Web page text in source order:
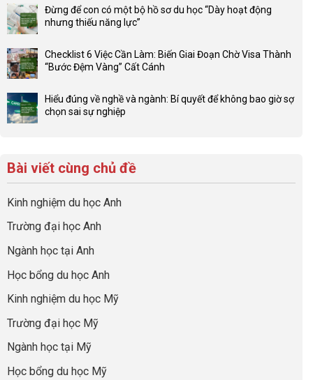
Lợi
thế
sức
mạnh
network
gia
đình
sự
nghiệp
bình
luận
Đầu
tư
sớm:
Chiến
hiệu
quả
của
cha
thông
Đừng để con có một bộ hồ sơ du học “Dày hoạt động
nhưng thiếu năng lực”
bình
luận
Đừng
để
hồ
sơ
du
học
“Dày
hoạt
động
nhưng
thiếu
năng
lực”
Checklist 6 Việc Cần Làm: Biến Giai Đoạn Chờ Visa Thành
“Bước Đệm Vàng” Cất Cánh
bình
luận
Việc
Biến
Đoạn
Visa
“Bước
Vàng”
Cất
Cánh
Hiểu đúng về nghề và ngành: Bí quyết để không bao giờ sợ
chọn sai sự nghiệp
luận
ở
Hiểu
đúng
nghề
và
ngành:
quyết
không
giờ
chọn
sự
Bài viết cùng chủ đề
Kinh nghiệm du học Anh
Trường đại học Anh
Ngành học tại Anh
Học bổng du học Anh
Kinh nghiệm du học Mỹ
Trường đại học Mỹ
Ngành học tại Mỹ
Học bổng du học Mỹ